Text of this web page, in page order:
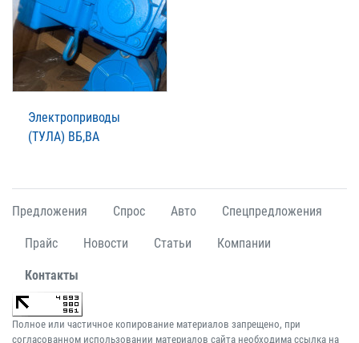
Электроприводы
(ТУЛА) ВБ,ВА
Предложения Спрос Авто Спецпредложения
Прайс Новости Статьи Компании
Контакты
Полное или частичное копирование материалов запрещено, при
согласованном использовании материалов сайта необходима ссылка на